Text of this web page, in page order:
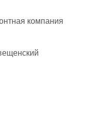
компания